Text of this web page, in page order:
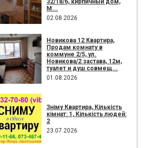
М...
02.08.2026
Новикова 12 Квартира,
Продам комнату в
коммуне 2/5, ул.
Новикова/2 застава, 12м,
туалет и душ совмещ...
01.08.2026
Зніму Квартира, Кількість
кімнат: 1, Кількість людей:
2
23.07.2026